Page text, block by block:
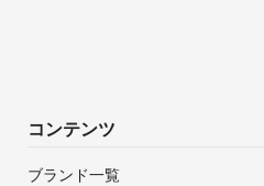
コンテンツ
ブランド一覧